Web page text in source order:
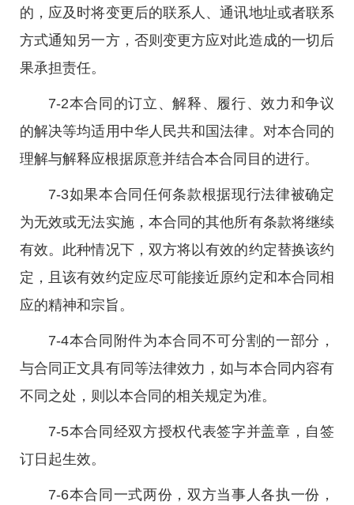
的，应及时将变更后的联系人、通讯地址或者联系
方式通知另一方，否则变更方应对此造成的一切后
果承担责任。
7-2本合同的订立、解释、履行、效力和争议
的解决等均适用中华人民共和国法律。对本合同的
理解与解释应根据原意并结合本合同目的进行。
7-3如果本合同任何条款根据现行法律被确定
为无效或无法实施，本合同的其他所有条款将继续
有效。此种情况下，双方将以有效的约定替换该约
定，且该有效约定应尽可能接近原约定和本合同相
应的精神和宗旨。
7-4本合同附件为本合同不可分割的一部分，
与合同正文具有同等法律效力，如与本合同内容有
不同之处，则以本合同的相关规定为准。
7-5本合同经双方授权代表签字并盖章，自签
订日起生效。
7-6本合同一式两份，双方当事人各执一份，